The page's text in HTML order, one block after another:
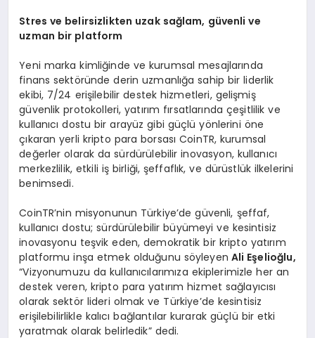
Stres ve belirsizlikten uzak sağlam, güvenli ve
uzman bir platform
Yeni marka kimliğinde ve kurumsal mesajlarında
finans sektöründe derin uzmanlığa sahip bir liderlik
ekibi, 7/24 erişilebilir destek hizmetleri, gelişmiş
güvenlik protokolleri, yatırım fırsatlarında çeşitlilik ve
kullanıcı dostu bir arayüz gibi güçlü yönlerini öne
çıkaran yerli kripto para borsası CoinTR, kurumsal
değerler olarak da sürdürülebilir inovasyon, kullanıcı
merkezlilik, etkili iş birliği, şeffaflık, ve dürüstlük ilkelerini
benimsedi.
CoinTR’nin misyonunun Türkiye’de güvenli, şeffaf,
kullanıcı dostu; sürdürülebilir büyümeyi ve kesintisiz
inovasyonu teşvik eden, demokratik bir kripto yatırım
platformu inşa etmek olduğunu söyleyen Ali Eşelioğlu,
“Vizyonumuzu da kullanıcılarımıza ekiplerimizle her an
destek veren, kripto para yatırım hizmet sağlayıcısı
olarak sektör lideri olmak ve Türkiye’de kesintisiz
erişilebilirlikle kalıcı bağlantılar kurarak güçlü bir etki
yaratmak olarak belirledik” dedi.